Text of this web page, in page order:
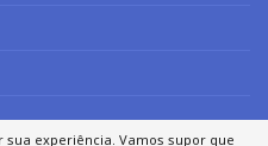
experiência. Vamos supor que